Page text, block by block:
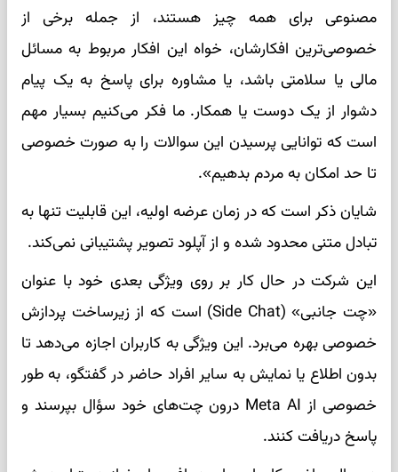
مصنوعی برای همه چیز هستند، از جمله برخی از
خصوصی‌ترین افکارشان، خواه این افکار مربوط به مسائل
مالی یا سلامتی باشد، یا مشاوره برای پاسخ به یک پیام
دشوار از یک دوست یا همکار. ما فکر می‌کنیم بسیار مهم
است که توانایی پرسیدن این سوالات را به صورت خصوصی
تا حد امکان به مردم بدهیم».
شایان ذکر است که در زمان عرضه اولیه، این قابلیت تنها به
تبادل متنی محدود شده و از آپلود تصویر پشتیبانی نمی‌کند.
این شرکت در حال کار بر روی ویژگی بعدی خود با عنوان
«چت جانبی» (Side Chat) است که از زیرساخت پردازش
خصوصی بهره می‌برد. این ویژگی به کاربران اجازه می‌دهد تا
بدون اطلاع یا نمایش به سایر افراد حاضر در گفتگو، به طور
خصوصی از Meta AI درون چت‌های خود سؤال بپرسند و
پاسخ دریافت کنند.